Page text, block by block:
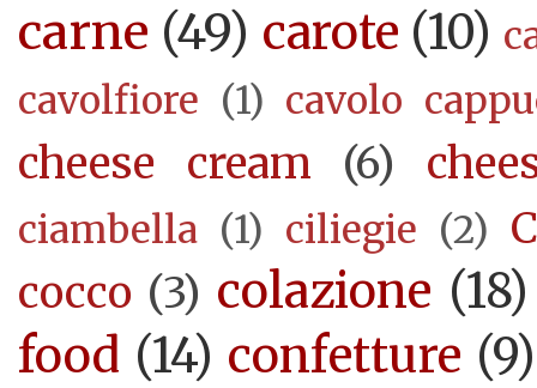
carne (49) carote (10)
cavolfiore (1) cavolo
cheese cream (6)
ciambella (1) ciliegie (2)
cocco (3) colazione (18)
food (14) confetture (9)